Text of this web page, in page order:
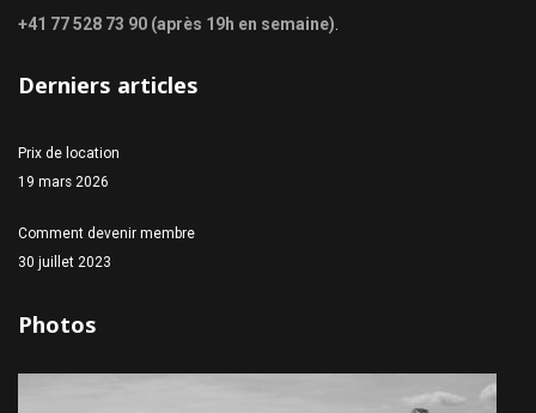
+41 77 528 73 90 (après 19h en semaine)
Derniers articles
Prix de location
19 mars 2026
Comment devenir membre
30 juillet 2023
Photos